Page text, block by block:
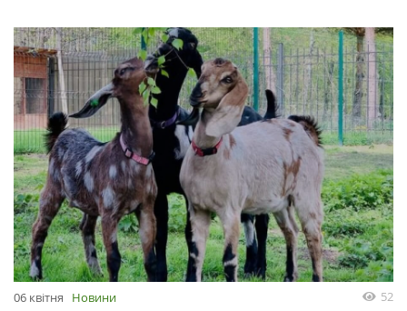
06 квітня Новини 52